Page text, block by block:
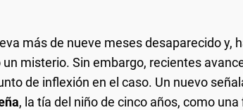
más de nueve meses desaparecido y,
un misterio. Sin embargo, recientes
de inflexión en el caso. Un nuevo
, la tía del niño de cinco años, como